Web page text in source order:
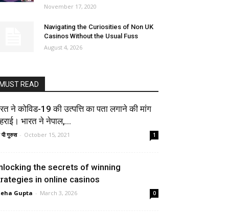
November 17, 2020
Navigating the Curiosities of Non UK
Casinos Without the Usual Fuss
August 4, 2026
MUST READ
ने कोविड-19 की उत्पत्ति का पता लगाने की मांग
भारत ने नेपाल,...
पी गुरुस - October 15, 2021 1
the secrets of winning
in online casinos
Gupta - March 3, 2026 0